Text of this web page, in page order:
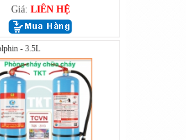
Giá: LIÊN HỆ
- 3.5L